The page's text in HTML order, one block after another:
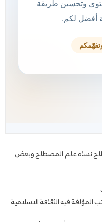
نساة علم المصطلح وبعض
المؤلفة فيه الثقافة الاسلامية